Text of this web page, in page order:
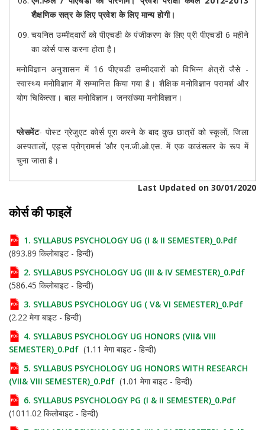
शैक्षणिक सत्र के लिए प्रवेश के लिए मान्य होगी।
चयनित उम्मीदवारों को पीएचडी के पंजीकरण के लिए प्री पीएचडी 6 महीने
का कोर्स पास करना होता है।
मनोविज्ञान अनुशासन में 16 पीएचडी उम्मीदवारों को विभिन्न क्षेत्रों जैसे -
स्वास्थ्य मनोविज्ञान में सम्मानित किया गया है। शैक्षिक मनोविज्ञान परामर्श और
योग चिकित्सा। बाल मनोविज्ञान। जनसंख्या मनोविज्ञान।
प्लेसमेंट- पोस्ट ग्रेजुएट कोर्स पूरा करने के बाद कुछ छात्रों को स्कूलों, जिला
अस्पतालों, एड्स प्रोग्रामर्स ’और एन.जी.ओ.एस. में एक काउंसलर के रूप में
चुना जाता है।
Last Updated on 30/01/2020
कोर्स की फाइलें
1. SYLLABUS PSYCHOLOGY UG (I & II SEMESTER)_0.pdf
(893.89 किलोबाइट - हिन्दी)
2. SYLLABUS PSYCHOLOGY UG (III & IV SEMESTER)_0.pdf
(586.45 किलोबाइट - हिन्दी)
3. SYLLABUS PSYCHOLOGY UG ( V& VI SEMESTER)_0.pdf
(2.22 मेगा बाइट - हिन्दी)
4. SYLLABUS PSYCHOLOGY UG HONORS (VII& VIII
SEMESTER)_0.pdf (1.11 मेगा बाइट - हिन्दी)
5. SYLLABUS PSYCHOLOGY UG HONORS WITH RESEARCH
(VII& VIII SEMESTER)_0.pdf (1.01 मेगा बाइट - हिन्दी)
6. SYLLABUS PSYCHOLOGY PG (I & II SEMESTER)_0.pdf
(1011.02 किलोबाइट - हिन्दी)